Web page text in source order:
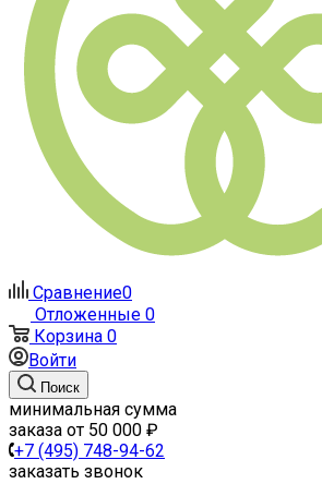
Сравнение0
Отложенные 0
Корзина 0
Войти
Поиск
минимальная сумма
заказа от 50 000 ₽
+7 (495) 748-94-62
заказать звонок